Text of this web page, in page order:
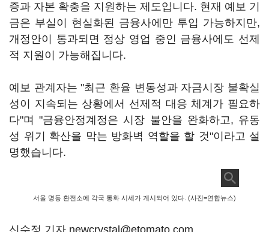
증과 자본 확충을 지원하는 제도입니다. 현재 예보 기
금은 부실이 현실화된 금융사에만 투입 가능하지만,
개정안이 통과되면 정상 영업 중인 금융사에도 선제
적 지원이 가능해집니다.
예보 관계자는 "최근 환율 변동성과 자금시장 불확실
성이 지속되는 상황에서 선제적 대응 체계가 필요하
다"며 "금융안정계정은 시장 불안을 완화하고, 유동
성 위기 확산을 막는 방화벽 역할을 할 것"이라고 설
명했습니다.
서울 명동 환전소에 각국 통화 시세가 게시되어 있다. (사진=연합뉴스)
신수정 기자 newcrystal@etomato.com